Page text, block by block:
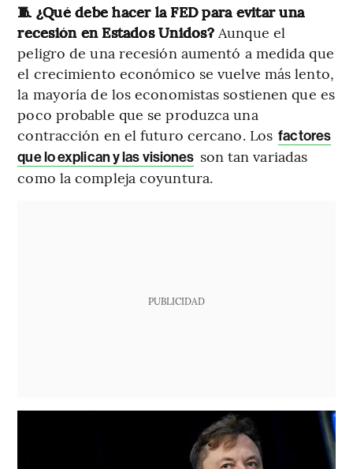
🧵 ¿Qué debe hacer la FED para evitar una
recesión en Estados Unidos? Aunque el
peligro de una recesión aumentó a medida que
el crecimiento económico se vuelve más lento,
la mayoría de los economistas sostienen que es
poco probable que se produzca una
contracción en el futuro cercano. Los factores
que lo explican y las visiones son tan variadas
como la compleja coyuntura.
PUBLICIDAD